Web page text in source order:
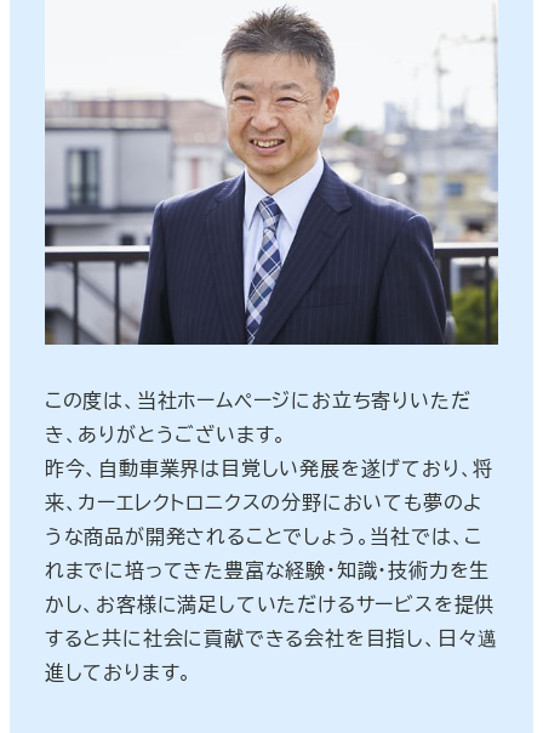
この度は、当社ホームページにお立ち寄りいただ
き、ありがとうございます。
昨今、自動車業界は目覚しい発展を遂げており、将
来、カーエレクトロニクスの分野においても夢のよ
うな商品が開発されることでしょう。当社では、こ
れまでに培ってきた豊富な経験・知識・技術力を生
かし、お客様に満足していただけるサービスを提供
すると共に社会に貢献できる会社を目指し、日々邁
進しております。